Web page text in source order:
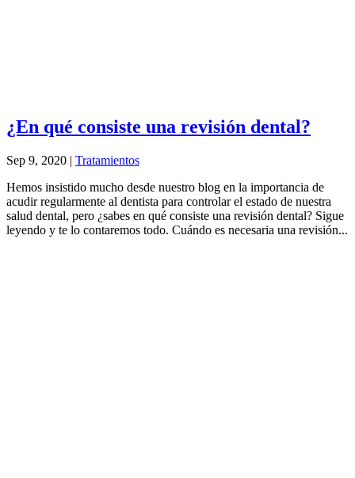
¿En qué consiste una revisión dental?
Sep 9, 2020 | Tratamientos
Hemos insistido mucho desde nuestro blog en la importancia de
acudir regularmente al dentista para controlar el estado de nuestra
salud dental, pero ¿sabes en qué consiste una revisión dental? Sigue
leyendo y te lo contaremos todo. Cuándo es necesaria una revisión...